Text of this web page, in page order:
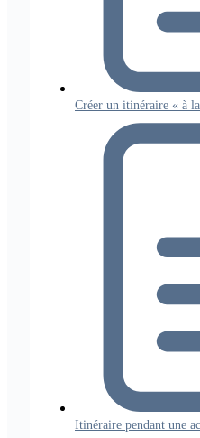
Créer un itinéraire « à
Itinéraire pendant une